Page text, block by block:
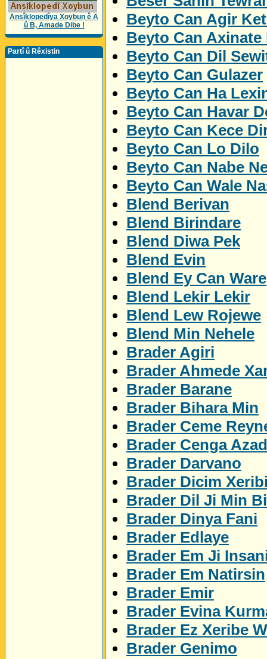
Ansîklopedîya Xoybun ê A
û B, Amade Dibe !
Partî û Rêxistin
Beyto Can Agir
Beyto Can Axinate
Beyto Can Dil
Beyto Can Gulazer
Beyto Can Ha
Beyto Can Havar
Beyto Can Kece
Beyto Can Lo Dilo
Beyto Can Nabe
Beyto Can Wale
Blend Berivan
Blend Birindare
Blend Diwa Pek
Blend Evin
Blend Ey Can Ware
Blend Lekir Lekir
Blend Lew Rojewe
Blend Min Nehele
Brader Agiri
Brader Ahmede
Brader Barane
Brader Bihara Min
Brader Ceme
Brader Cenga
Brader Darvano
Brader Dicim
Brader Dil Ji Min
Brader Dinya Fani
Brader Edlaye
Brader Em Ji
Brader Em Natirsin
Brader Emir
Brader Evina
Brader Ez Xeribe
Brader Genimo